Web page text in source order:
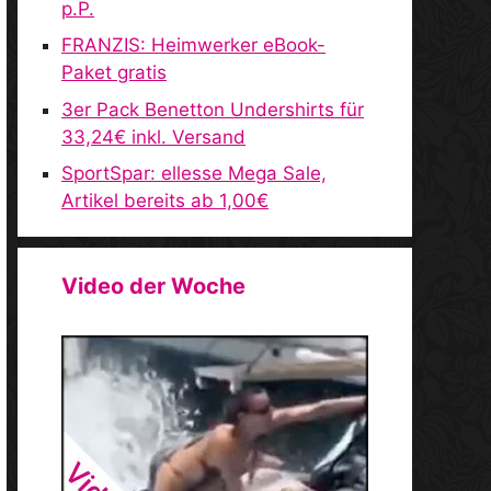
p.P.
FRANZIS: Heimwerker eBook-
Paket gratis
3er Pack Benetton Undershirts für
33,24€ inkl. Versand
SportSpar: ellesse Mega Sale,
Artikel bereits ab 1,00€
Video der Woche